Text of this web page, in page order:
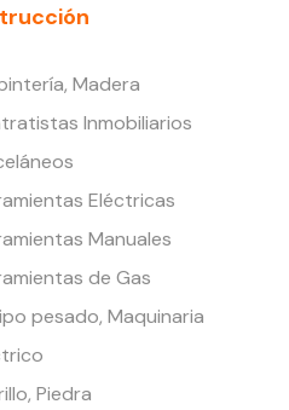
Madera
Inmobiliarios
Eléctricas
Manuales
de Gas
pesado, Maquinaria
Piedra